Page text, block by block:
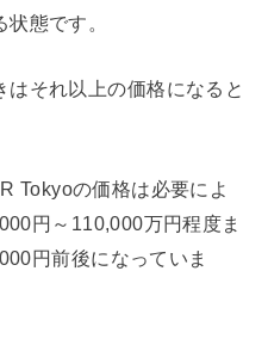
態です。
はそれ以上の価格になると
Tokyoの価格は必要によ
円～110,000万円程度ま
円前後になっていま